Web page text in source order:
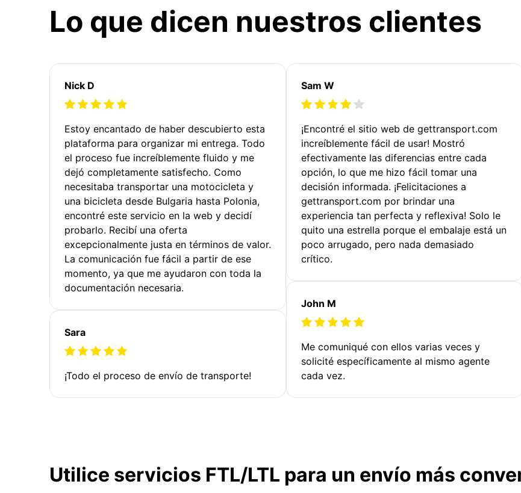
Lo que dicen nuestros clientes
Nick D
Estoy encantado de haber descubierto esta
plataforma para organizar mi entrega. Todo
el proceso fue increíblemente fluido y me
dejó completamente satisfecho. Como
necesitaba transportar una motocicleta y
una bicicleta desde Bulgaria hasta Polonia,
encontré este servicio en la web y decidí
probarlo. Recibí una oferta
excepcionalmente justa en términos de valor.
La comunicación fue fácil a partir de ese
momento, ya que me ayudaron con toda la
documentación necesaria.
Sara
¡Todo el proceso de envío de transporte!
Sam W
¡Encontré el sitio web de gettransport.com
increíblemente fácil de usar! Mostró
efectivamente las diferencias entre cada
opción, lo que me hizo fácil tomar una
decisión informada. ¡Felicitaciones a
gettransport.com por brindar una
experiencia tan perfecta y reflexiva! Solo le
quito una estrella porque el embalaje está un
poco arrugado, pero nada demasiado
crítico.
John M
Me comuniqué con ellos varias veces y
solicité específicamente al mismo agente
cada vez.
Utilice servicios FTL/LTL para un envío más